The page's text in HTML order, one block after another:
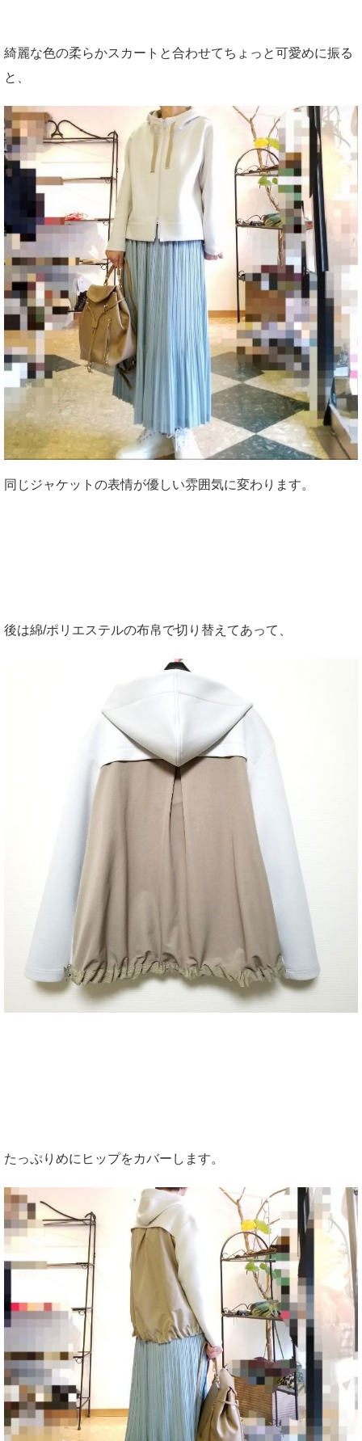
綺麗な色の柔らかスカートと合わせてちょっと可愛めに振る
と、
同じジャケットの表情が優しい雰囲気に変わります。
後は綿/ポリエステルの布帛で切り替えてあって、
たっぷりめにヒップをカバーします。